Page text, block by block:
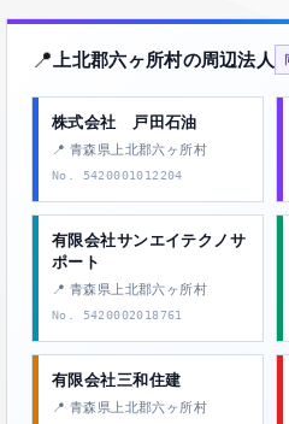
📍 上北郡六ヶ所村の周辺法人
株式会社 戸田石油
📍 青森県上北郡六ヶ所村
No. 5420001012204
有限会社サンエイテクノサ
ポート
📍 青森県上北郡六ヶ所村
No. 5420002018761
有限会社三和住建
📍 青森県上北郡六ヶ所村